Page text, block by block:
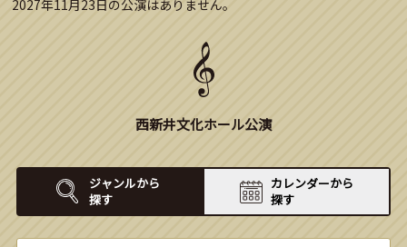
2027年11月23日の公演はありません。
西新井文化ホール公演
ジャンルから
探す
カレンダーから
探す